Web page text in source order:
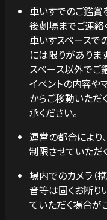
車いすでのご鑑賞
後劇場までご連絡
車いすスペースで
には限りがありま
スペース以外でご
イベントの内容や
からご移動いただ
承ください。
運営の都合により
制限させていただ
場内でのカメラ（
音等は固くお断り
ていただく場合が